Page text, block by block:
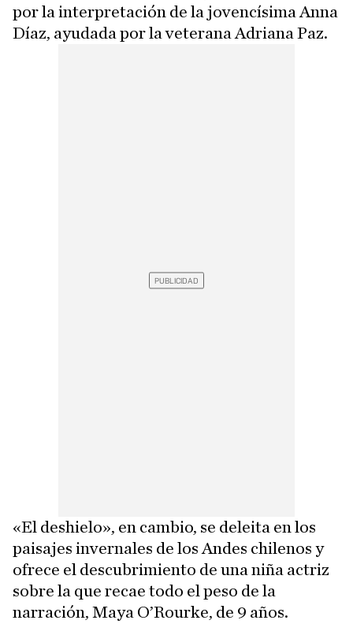
por la interpretación de la jovencísima Anna
Díaz, ayudada por la veterana Adriana Paz.
«El deshielo», en cambio, se deleita en los
paisajes invernales de los Andes chilenos y
ofrece el descubrimiento de una niña actriz
sobre la que recae todo el peso de la
narración, Maya O’Rourke, de 9 años.